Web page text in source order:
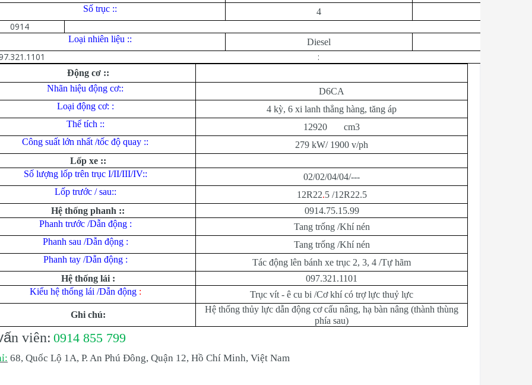
Số trục ::
4
0914
Loại nhiên liệu :: Diesel
:
Động cơ ::
Nhãn hiệu động cơ::
D6CA
Loại động cơ: :
4 kỳ, 6 xi lanh thẳng hàng, tăng áp
Thể tích ::
12920 cm3
Công suất lớn nhất /tốc độ quay ::
279 kW/ 1900 v/ph
Lốp xe ::
Số lượng lốp trên trục I/II/III/IV::
02/02/04/04/---
Lốp trước / sau::
12R22.5 /12R22.5
Hệ thống phanh ::
0914.75.15.99
Phanh trước /Dẫn động :
Tang trống /Khí nén
Phanh sau /Dẫn động :
Tang trống /Khí nén
Phanh tay /Dẫn động :
Tác động lên bánh xe trục 2, 3, 4 /Tự hãm
Hệ thống lái :
097.321.1101
Kiểu hệ thống lái /Dẫn động :
Trục vít - ê cu bi /Cơ khí có trợ lực thuỷ lực
Ghi chú:
Hệ thống thủy lực dẫn động cơ cấu nâng, hạ bàn nâng (thành thùng
phía sau)
ấn viên: 0914 855 799
68, Quốc Lộ 1A, P. An Phú Đông, Quận 12, Hồ Chí Minh, Việt Nam